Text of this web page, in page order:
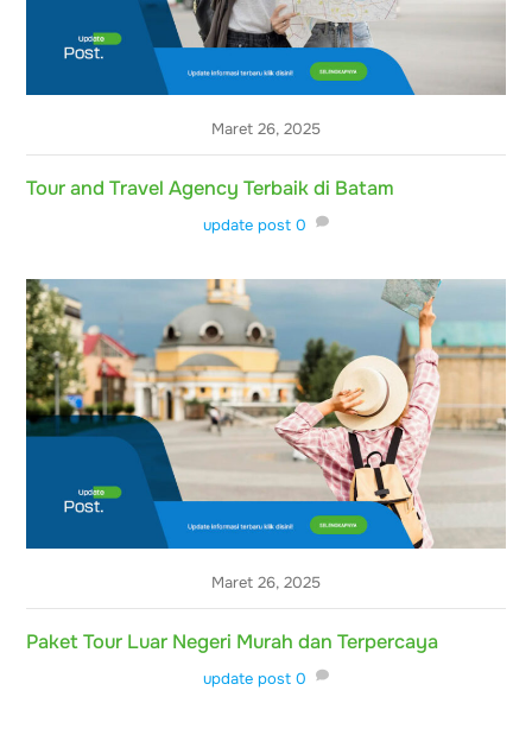
Maret 26, 2025
Tour and Travel Agency Terbaik di Batam
update post 0
Maret 26, 2025
Paket Tour Luar Negeri Murah dan Terpercaya
update post 0